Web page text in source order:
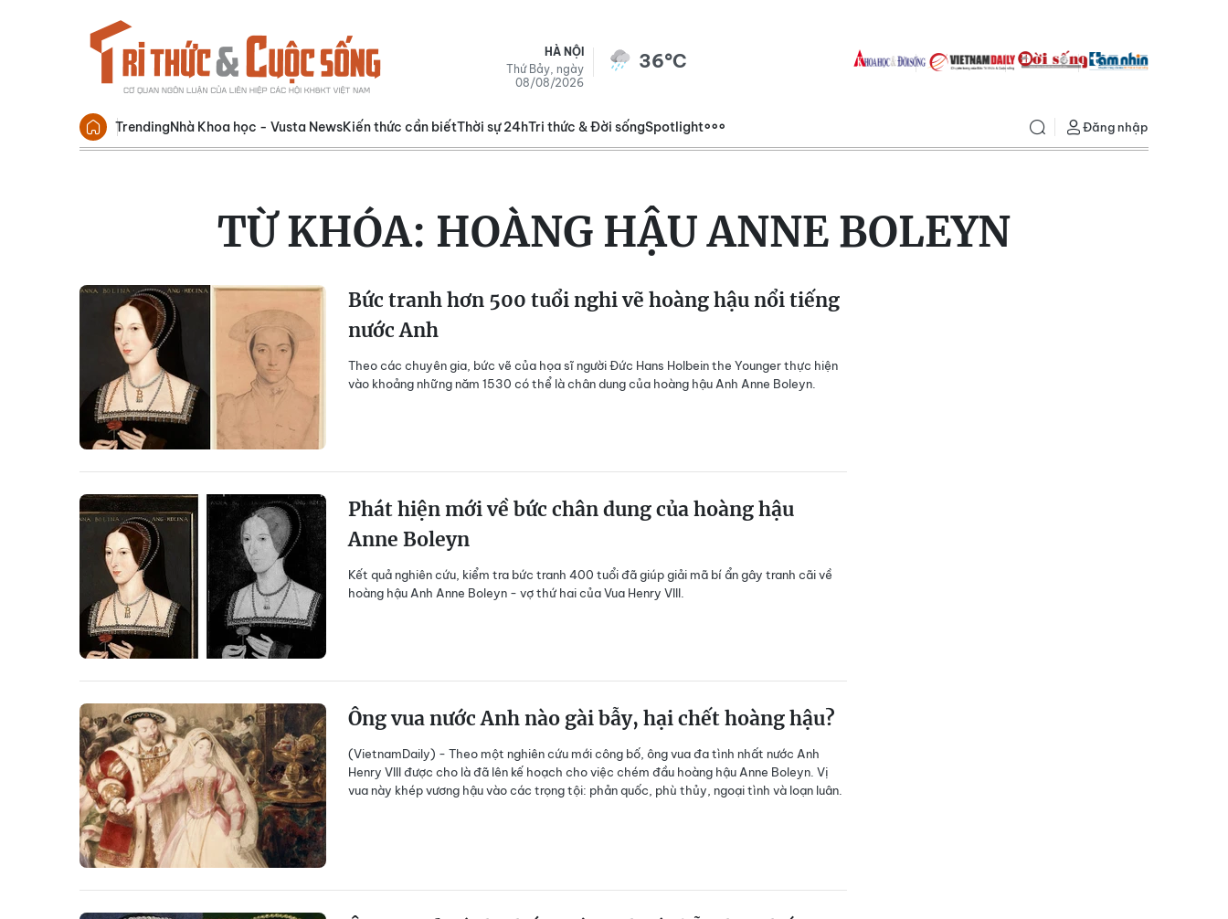
HÀ NỘI
Thứ Bảy, ngày
08/08/2026
36°C
TrendingNhà Khoa học - Vusta NewsKiến thức cần biếtThời sự 24hTri thức & Đời sốngSpotlight Đăng nhập
TỪ KHÓA: HOÀNG HẬU ANNE BOLEYN
Bức tranh hơn 500 tuổi nghi vẽ hoàng hậu nổi tiếng
nước Anh
Theo các chuyên gia, bức vẽ của họa sĩ người Đức Hans Holbein the Younger thực hiện
vào khoảng những năm 1530 có thể là chân dung của hoàng hậu Anh Anne Boleyn.
Phát hiện mới về bức chân dung của hoàng hậu
Anne Boleyn
Kết quả nghiên cứu, kiểm tra bức tranh 400 tuổi đã giúp giải mã bí ẩn gây tranh cãi về
hoàng hậu Anh Anne Boleyn - vợ thứ hai của Vua Henry VIII.
Ông vua nước Anh nào gài bẫy, hại chết hoàng hậu?
(VietnamDaily) - Theo một nghiên cứu mới công bố, ông vua đa tình nhất nước Anh
Henry VIII được cho là đã lên kế hoạch cho việc chém đầu hoàng hậu Anne Boleyn. Vị
vua này khép vương hậu vào các trọng tội: phản quốc, phù thủy, ngoại tình và loạn luân.